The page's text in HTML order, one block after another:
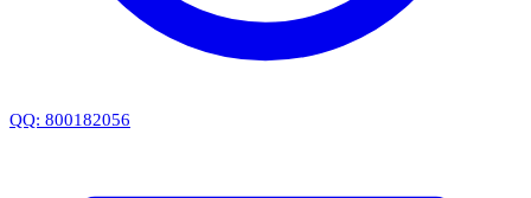
QQ: 800182056